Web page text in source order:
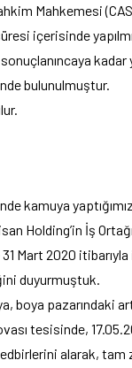
Mahkemesi
içerisinde
sonuçlanıncaya
bulunulmuştur.
kamuya
Holding’in İş
Mart 2020
duyurmuştuk.
boya pazarındaki
tesisinde,
alarak, tam